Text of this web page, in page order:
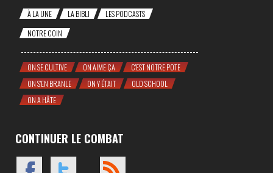
À LA UNE LA BIBLI
LES PODCASTS
NOTRE COIN
ON SE CULTIVE ON AIME ÇA
C'EST NOTRE POTE
ON S'EN BRANLE
ON Y ÉTAIT
OLD SCHOOL
ON A HÂTE
CONTINUER LE COMBAT